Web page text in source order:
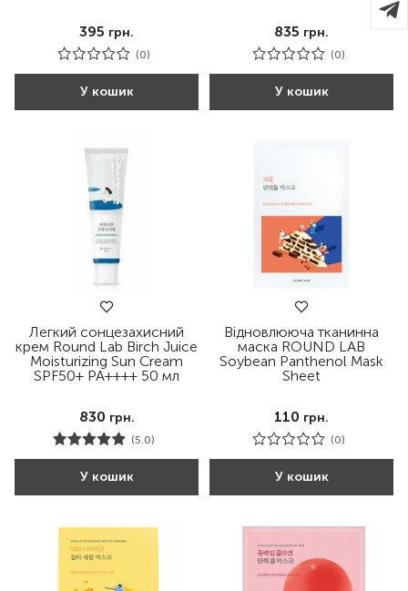
395 грн.
(0)
У кошик
835 грн.
(0)
У кошик
Легкий сонцезахисний
крем Round Lab Birch Juice
Moisturizing Sun Cream
SPF50+ PA++++ 50 мл
830 грн.
(5.0)
У кошик
Відновлююча тканинна
маска ROUND LAB
Soybean Panthenol Mask
Sheet
110 грн.
(0)
У кошик